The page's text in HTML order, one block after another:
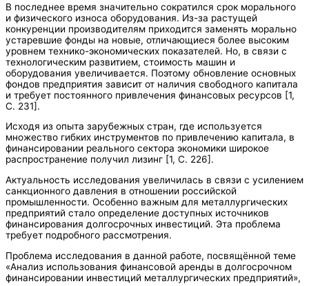
В последнее время значительно сократился срок морального
и физического износа оборудования. Из-за растущей
конкуренции производителям приходится заменять морально
устаревшие фонды на новые, отличающиеся более высоким
уровнем технико-экономических показателей. Но, в связи с
технологическим развитием, стоимость машин и
оборудования увеличивается. Поэтому обновление основных
фондов предприятия зависит от наличия свободного капитала
и требует постоянного привлечения финансовых ресурсов [1,
С. 231].
Исходя из опыта зарубежных стран, где используется
множество гибких инструментов по привлечению капитала, в
финансировании реального сектора экономики широкое
распространение получил лизинг [1, С. 226].
Актуальность исследования увеличилась в связи с усилением
санкционного давления в отношении российской
промышленности. Особенно важным для металлургических
предприятий стало определение доступных источников
финансирования долгосрочных инвестиций. Эта проблема
требует подробного рассмотрения.
Проблема исследования в данной работе, посвящённой теме
«Анализ использования финансовой аренды в долгосрочном
финансировании инвестиций металлургических предприятий»,